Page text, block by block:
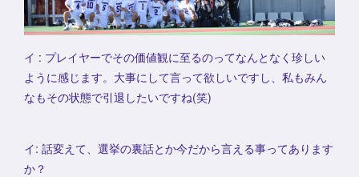
イ : プレイヤーでその価値観に至るのってなんとなく珍しい
ように感じます。大事にして言って欲しいですし、私もみん
なもその状態で引退したいですね(笑)
イ: 話変えて、選挙の裏話とか今だから言える事ってあります
か？